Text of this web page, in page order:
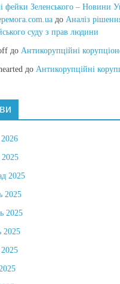
фейки Зеленського – Новини
до Аналіз
суду з прав людини
до Антикорупційні
до Антикорупційні
2026
2025
2025
2025
2025
2025